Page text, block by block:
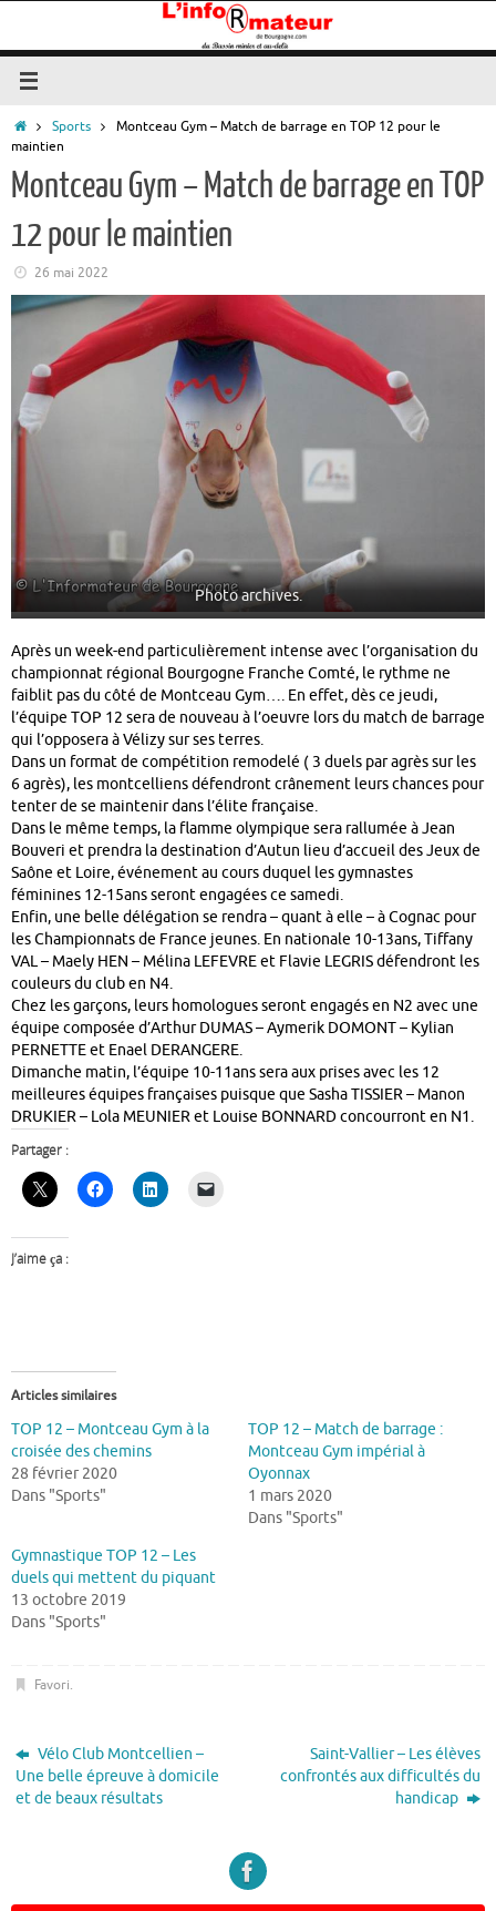
contenu
Accueil
Sports
Montceau Gym – Match de barrage en TOP 12 pour le
maintien
Montceau Gym – Match de barrage en TOP
12 pour le maintien
26 mai 2022
Photo archives.
Après un week-end particulièrement intense avec l’organisation du
championnat régional Bourgogne Franche Comté, le rythme ne
faiblit pas du côté de Montceau Gym…. En effet, dès ce jeudi,
l’équipe TOP 12 sera de nouveau à l’oeuvre lors du match de barrage
qui l’opposera à Vélizy sur ses terres.
Dans un format de compétition remodelé ( 3 duels par agrès sur les
6 agrès), les montcelliens défendront crânement leurs chances pour
tenter de se maintenir dans l’élite française.
Dans le même temps, la flamme olympique sera rallumée à Jean
Bouveri et prendra la destination d’Autun lieu d’accueil des Jeux de
Saône et Loire, événement au cours duquel les gymnastes
féminines 12-15ans seront engagées ce samedi.
Enfin, une belle délégation se rendra – quant à elle – à Cognac pour
les Championnats de France jeunes. En nationale 10-13ans, Tiffany
VAL – Maely HEN – Mélina LEFEVRE et Flavie LEGRIS défendront les
couleurs du club en N4.
Chez les garçons, leurs homologues seront engagés en N2 avec une
équipe composée d’Arthur DUMAS – Aymerik DOMONT – Kylian
PERNETTE et Enael DERANGERE.
Dimanche matin, l’équipe 10-11ans sera aux prises avec les 12
meilleures équipes françaises puisque que Sasha TISSIER – Manon
DRUKIER – Lola MEUNIER et Louise BONNARD concourront en N1.
Partager :
J’aime ça :
Articles similaires
TOP 12 – Montceau Gym à la
croisée des chemins
28 février 2020
Dans "Sports"
TOP 12 – Match de barrage :
Montceau Gym impérial à
Oyonnax
1 mars 2020
Dans "Sports"
Gymnastique TOP 12 – Les
duels qui mettent du piquant
13 octobre 2019
Dans "Sports"
Favori.
Vélo Club Montcellien –
Une belle épreuve à domicile
et de beaux résultats
Saint-Vallier – Les élèves
confrontés aux difficultés du
handicap